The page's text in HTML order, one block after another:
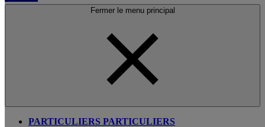
Fermer le menu principal
PARTICULIERS PARTICULIERS